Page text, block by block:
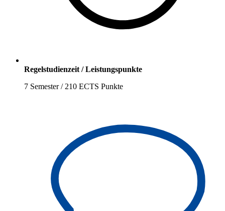
Regelstudienzeit / Leistungspunkte
7 Semester / 210 ECTS Punkte